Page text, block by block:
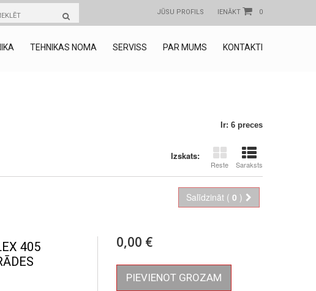
0
IENĀKT
JŪSU PROFILS
TEHNIKAS NOMA SERVISS PAR MUMS KONTAKTI
Ir: 6 preces
Izskats:
Reste Saraksts
Salīdzināt ( 0 )
405
0,00 €
PIEVIENOT GROZAM